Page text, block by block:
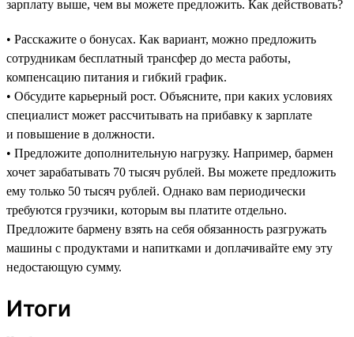
зарплату выше, чем вы можете предложить. Как действовать?
• Расскажите о бонусах. Как вариант, можно предложить
сотрудникам бесплатный трансфер до места работы,
компенсацию питания и гибкий график.
• Обсудите карьерный рост. Объясните, при каких условиях
специалист может рассчитывать на прибавку к зарплате
и повышение в должности.
• Предложите дополнительную нагрузку. Например, бармен
хочет зарабатывать 70 тысяч рублей. Вы можете предложить
ему только 50 тысяч рублей. Однако вам периодически
требуются грузчики, которым вы платите отдельно.
Предложите бармену взять на себя обязанность разгружать
машины с продуктами и напитками и доплачивайте ему эту
недостающую сумму.
Итоги